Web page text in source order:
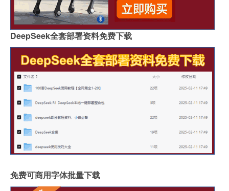
DeepSeek全套部署资料免费下载
免费可商用字体批量下载